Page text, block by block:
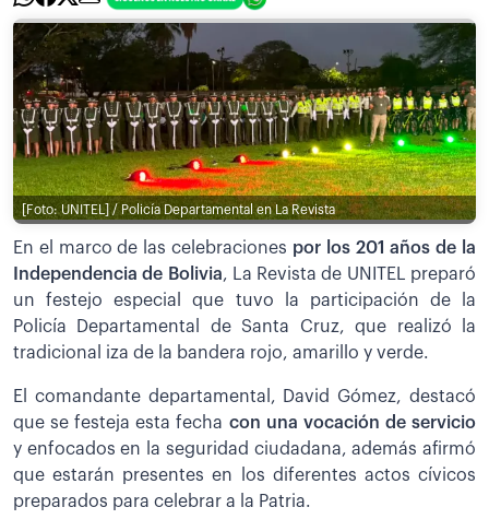
[Foto: UNITEL] / Policía Departamental en La Revista
En el marco de las celebraciones por los 201 años de la
Independencia de Bolivia, La Revista de UNITEL preparó
un festejo especial que tuvo la participación de la
Policía Departamental de Santa Cruz, que realizó la
tradicional iza de la bandera rojo, amarillo y verde.
El comandante departamental, David Gómez, destacó
que se festeja esta fecha con una vocación de servicio
y enfocados en la seguridad ciudadana, además afirmó
que estarán presentes en los diferentes actos cívicos
preparados para celebrar a la Patria.